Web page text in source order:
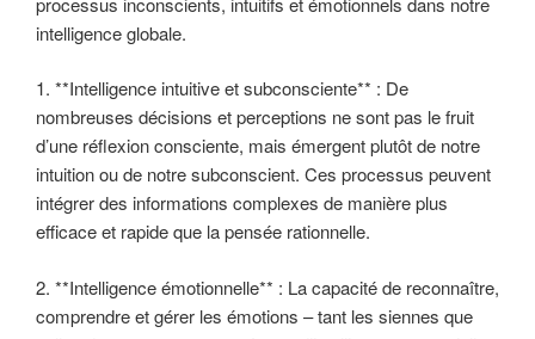
intelligence globale.
1. **Intelligence intuitive et subconsciente** : De
nombreuses décisions et perceptions ne sont pas le fruit
d’une réflexion consciente, mais émergent plutôt de notre
intuition ou de notre subconscient. Ces processus peuvent
intégrer des informations complexes de manière plus
efficace et rapide que la pensée rationnelle.
2. **Intelligence émotionnelle** : La capacité de reconnaître,
comprendre et gérer les émotions – tant les siennes que